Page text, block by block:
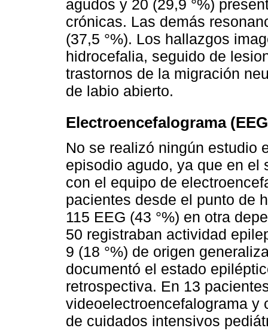
agudos y 20 (29,9 °%)
crónicas. Las demás
(37,5 °%). Los hallazgos
hidrocefalia, seguido de
trastornos de la migración
de labio abierto.
Electroencefalograma
No se realizó ningún estudio
episodio agudo, ya que en el
con el equipo de
pacientes desde el punto de
115 EEG (43 °%) en otra
50 registraban actividad
9 (18 °%) de origen
documentó el estado
retrospectiva. En 13
videoelectroencefalograma y
de cuidados intensivos